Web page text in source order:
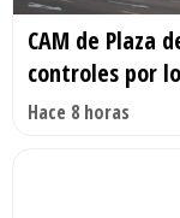
CAM de Plaza
controles por
Hace 8 horas